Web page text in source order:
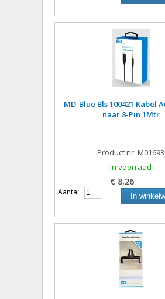
MD-Blue Bls 100421 Kabel
naar 8-Pin 1Mtr
Product nr: M01693
In voorraad
€ 8,26
Aantal: In